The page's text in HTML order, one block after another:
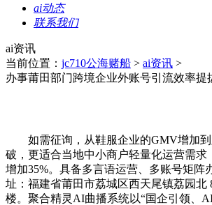
ai动态
联系我们
ai资讯
当前位置： jc710公海赌船 > ai资讯 >
办事莆田部门跨境企业外账号引流效率提
如需征询，从鞋服企业的GMV增加到
破，更适合当地中小商户轻量化运营需求
增加35%。具备多言语运营、多账号矩阵
址：福建省莆田市荔城区西天尾镇荔园北
楼。聚合精灵AI曲播系统以“国企引领、